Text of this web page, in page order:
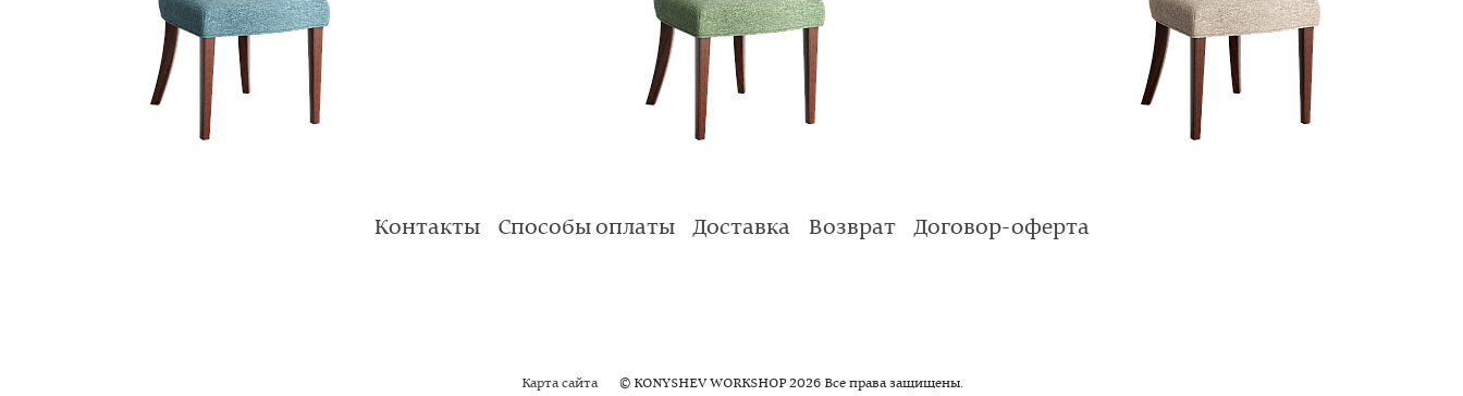
Контакты Способы оплаты Доставка Возврат Договор-оферта
Карта сайта © KONYSHEV WORKSHOP 2026 Все права защищены.